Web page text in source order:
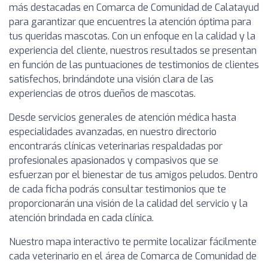
más destacadas en Comarca de Comunidad de Calatayud
para garantizar que encuentres la atención óptima para
tus queridas mascotas. Con un enfoque en la calidad y la
experiencia del cliente, nuestros resultados se presentan
en función de las puntuaciones de testimonios de clientes
satisfechos, brindándote una visión clara de las
experiencias de otros dueños de mascotas.
Desde servicios generales de atención médica hasta
especialidades avanzadas, en nuestro directorio
encontrarás clínicas veterinarias respaldadas por
profesionales apasionados y compasivos que se
esfuerzan por el bienestar de tus amigos peludos. Dentro
de cada ficha podrás consultar testimonios que te
proporcionarán una visión de la calidad del servicio y la
atención brindada en cada clínica.
Nuestro mapa interactivo te permite localizar fácilmente
cada veterinario en el área de Comarca de Comunidad de